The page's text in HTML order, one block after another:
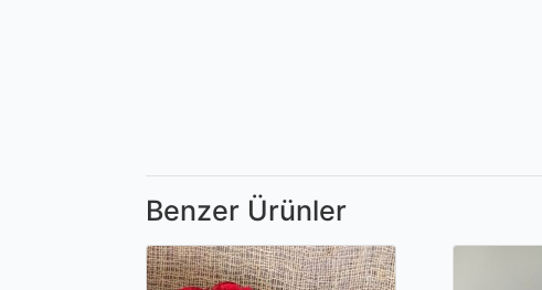
Benzer Ürünler